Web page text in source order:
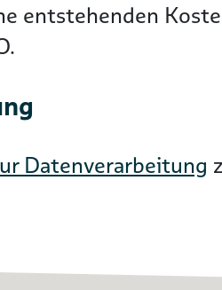
entstehenden
Datenverarbeitung